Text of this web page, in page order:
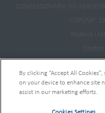
CONCESSIONÁRIA DO
CNPJ/MF:
Rodovia
©2020 Aeroporto Internacional
By clicking “Accept All
on your device to enhance site
assist in our marketing efforts.